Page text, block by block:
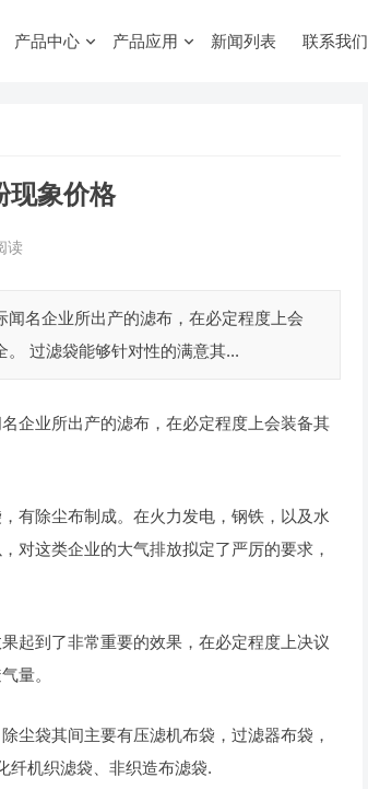
产品中心 产品应用 新闻列表 联系我们
现象价格
读
名企业所出产的滤布，在必定程度上会
过滤袋能够针对性的满意其...
企业所出产的滤布，在必定程度上会装备其
有除尘布制成。在火力发电，钢铁，以及水
对这类企业的大气排放拟定了严厉的要求，
起到了非常重要的效果，在必定程度上决议
量。
尘袋其间主要有压滤机布袋，过滤器布袋，
纤机织滤袋、非织造布滤袋.